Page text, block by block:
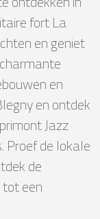
fort La
en geniet
en
en ontdek
Jazz
Proef de lokale
de
een